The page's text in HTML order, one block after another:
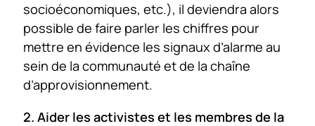
socioéconomiques, etc.), il deviendra alors
possible de faire parler les chiffres pour
mettre en évidence les signaux d’alarme au
sein de la communauté et de la chaîne
d’approvisionnement.
2. Aider les activistes et les membres de la